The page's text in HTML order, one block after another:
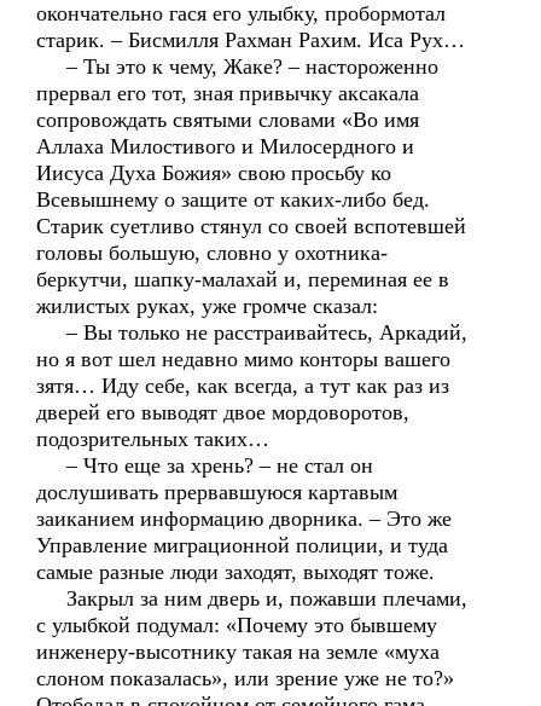
окончательно гася его улыбку, пробормотал
старик. – Бисмилля Рахман Рахим. Иса Рух…
– Ты это к чему, Жаке? – настороженно
прервал его тот, зная привычку аксакала
сопровождать святыми словами «Во имя
Аллаха Милостивого и Милосердного и
Иисуса Духа Божия» свою просьбу ко
Всевышнему о защите от каких-либо бед.
Старик суетливо стянул со своей вспотевшей
головы большую, словно у охотника-
беркутчи, шапку-малахай и, переминая ее в
жилистых руках, уже громче сказал:
– Вы только не расстраивайтесь, Аркадий,
но я вот шел недавно мимо конторы вашего
зятя… Иду себе, как всегда, а тут как раз из
дверей его выводят двое мордоворотов,
подозрительных таких…
– Что еще за хрень? – не стал он
дослушивать прервавшуюся картавым
заиканием информацию дворника. – Это же
Управление миграционной полиции, и туда
самые разные люди заходят, выходят тоже.
Закрыл за ним дверь и, пожавши плечами,
с улыбкой подумал: «Почему это бывшему
инженеру-высотнику такая на земле «муха
слоном показалась», или зрение уже не то?»